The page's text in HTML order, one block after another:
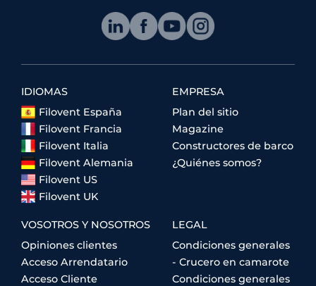
IDIOMAS
Filovent España
Filovent Francia
Filovent Italia
Filovent Alemania
Filovent US
Filovent UK
EMPRESA
Plan del sitio
Magazine
Constructores de barco
¿Quiénes somos?
VOSOTROS Y NOSOTROS
Opiniones clientes
Acceso Arrendatario
Acceso Cliente
LEGAL
Condiciones generales
- Crucero en camarote
Condiciones generales